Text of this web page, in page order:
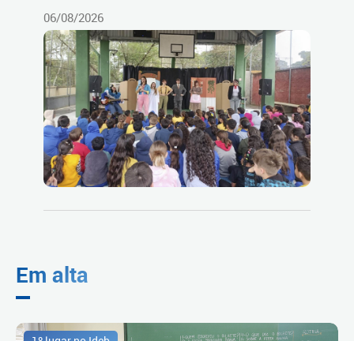
06/08/2026
Em alta